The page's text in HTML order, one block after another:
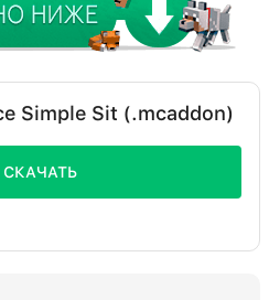
Simple Sit (.mcaddon)
СКАЧАТЬ